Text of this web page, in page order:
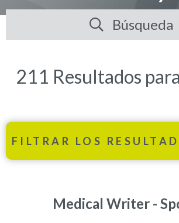
Búsqueda
211 Resultados
FILTRAR LOS
Medical Writer -